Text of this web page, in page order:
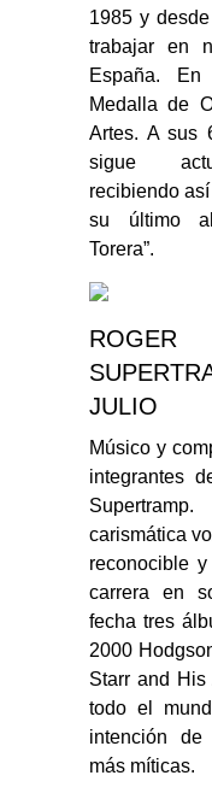
1985 y
trabajar en
España.
Medalla de
Artes. A sus
sigue
recibiendo
su último
Torera”.
JULIO
Músico y
integrantes
carismática
reconocible
carrera en
fecha tres
2000
Starr and
todo el
intención de
más míticas.